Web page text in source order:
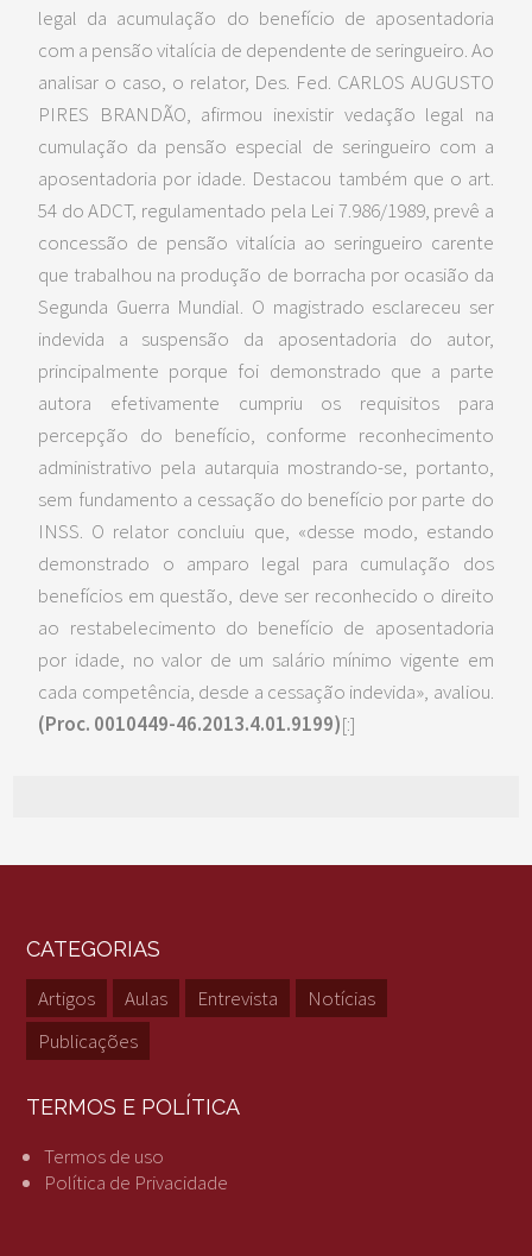
legal da acumulação do benefício de aposentadoria
com a pensão vitalícia de dependente de seringueiro. Ao
analisar o caso, o relator, Des. Fed. CARLOS AUGUSTO
PIRES BRANDÃO, afirmou inexistir vedação legal na
cumulação da pensão especial de seringueiro com a
aposentadoria por idade. Destacou também que o art.
54 do ADCT, regulamentado pela Lei 7.986/1989, prevê a
concessão de pensão vitalícia ao seringueiro carente
que trabalhou na produção de borracha por ocasião da
Segunda Guerra Mundial. O magistrado esclareceu ser
indevida a suspensão da aposentadoria do autor,
principalmente porque foi demonstrado que a parte
autora efetivamente cumpriu os requisitos para
percepção do benefício, conforme reconhecimento
administrativo pela autarquia mostrando-se, portanto,
sem fundamento a cessação do benefício por parte do
INSS. O relator concluiu que, «desse modo, estando
demonstrado o amparo legal para cumulação dos
benefícios em questão, deve ser reconhecido o direito
ao restabelecimento do benefício de aposentadoria
por idade, no valor de um salário mínimo vigente em
cada competência, desde a cessação indevida», avaliou.
(Proc. 0010449-46.2013.4.01.9199)[:]
CATEGORIAS
Artigos Aulas Entrevista
Notícias
Publicações
TERMOS E POLÍTICA
Termos de uso
Política de Privacidade